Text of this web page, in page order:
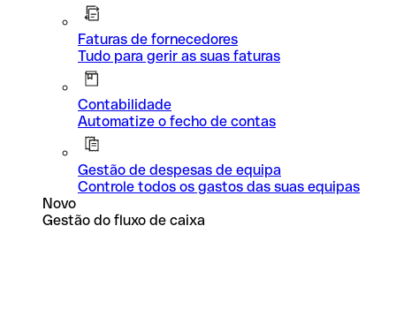
Faturas de fornecedores
Tudo para gerir as suas faturas
Contabilidade
Automatize o fecho de contas
Gestão de despesas de equipa
Controle todos os gastos das suas equipas
Novo
Gestão do fluxo de caixa